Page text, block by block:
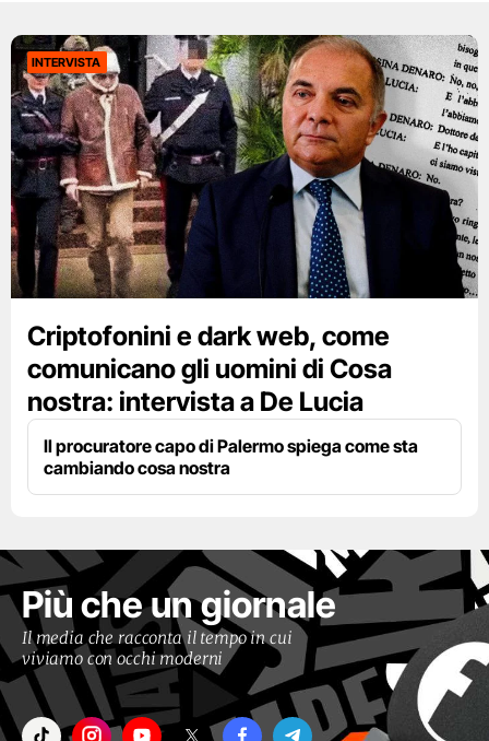
INTERVISTA
Criptofonini e dark web, come
comunicano gli uomini di Cosa
nostra: intervista a De Lucia
Il procuratore capo di Palermo spiega come sta
cambiando cosa nostra
Più che un giornale
Il media che racconta il tempo in cui
viviamo con occhi moderni